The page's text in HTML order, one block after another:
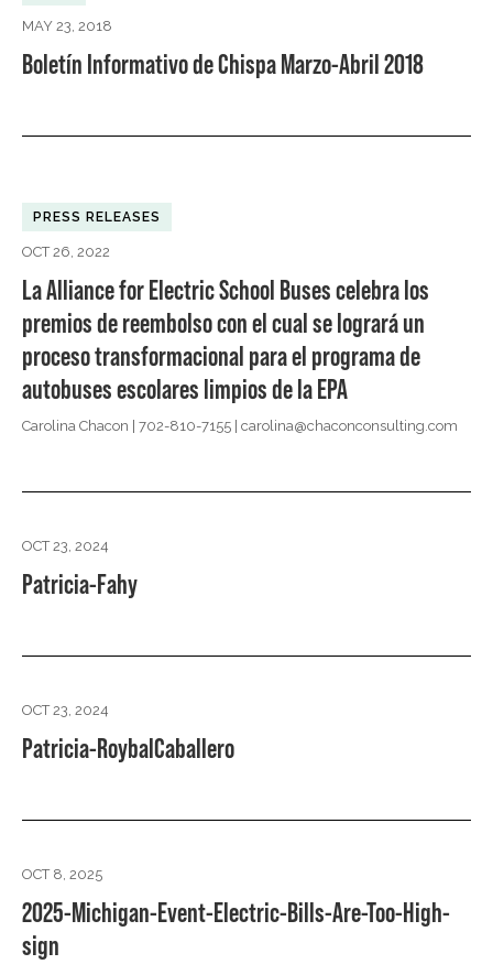
MAY 23, 2018
Boletín Informativo de Chispa Marzo-Abril 2018
PRESS RELEASES
OCT 26, 2022
La Alliance for Electric School Buses celebra los
premios de reembolso con el cual se logrará un
proceso transformacional para el programa de
autobuses escolares limpios de la EPA
Carolina Chacon | 702-810-7155 | carolina@chaconconsulting.com
OCT 23, 2024
Patricia-Fahy
OCT 23, 2024
Patricia-RoybalCaballero
OCT 8, 2025
2025-Michigan-Event-Electric-Bills-Are-Too-High-
sign